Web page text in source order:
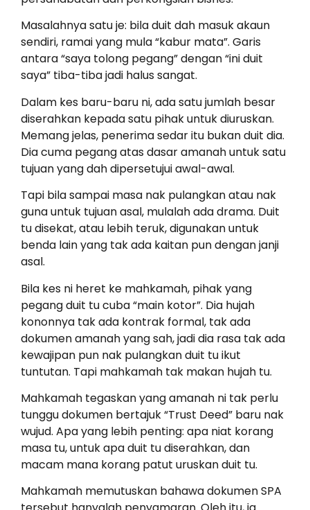
Masalahnya satu je: bila duit dah masuk akaun
sendiri, ramai yang mula “kabur mata”. Garis
antara “saya tolong pegang” dengan “ini duit
saya” tiba-tiba jadi halus sangat.
Dalam kes baru-baru ni, ada satu jumlah besar
diserahkan kepada satu pihak untuk diuruskan.
Memang jelas, penerima sedar itu bukan duit dia.
Dia cuma pegang atas dasar amanah untuk satu
tujuan yang dah dipersetujui awal-awal.
Tapi bila sampai masa nak pulangkan atau nak
guna untuk tujuan asal, mulalah ada drama. Duit
tu disekat, atau lebih teruk, digunakan untuk
benda lain yang tak ada kaitan pun dengan janji
asal.
Bila kes ni heret ke mahkamah, pihak yang
pegang duit tu cuba “main kotor”. Dia hujah
kononnya tak ada kontrak formal, tak ada
dokumen amanah yang sah, jadi dia rasa tak ada
kewajipan pun nak pulangkan duit tu ikut
tuntutan. Tapi mahkamah tak makan hujah tu.
Mahkamah tegaskan yang amanah ni tak perlu
tunggu dokumen bertajuk “Trust Deed” baru nak
wujud. Apa yang lebih penting: apa niat korang
masa tu, untuk apa duit tu diserahkan, dan
macam mana korang patut uruskan duit tu.
Mahkamah memutuskan bahawa dokumen SPA